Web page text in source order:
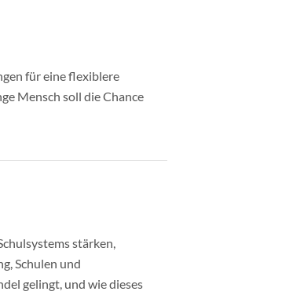
für eine flexiblere
Mensch soll die Chance
stärken,
Schulen und
gelingt, und wie dieses